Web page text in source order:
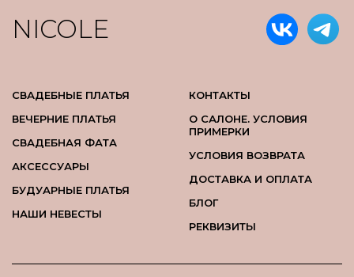
NICOLE
СВАДЕБНЫЕ ПЛАТЬЯ
ВЕЧЕРНИЕ ПЛАТЬЯ
СВАДЕБНАЯ ФАТА
АКСЕССУАРЫ
БУДУАРНЫЕ ПЛАТЬЯ
НАШИ НЕВЕСТЫ
КОНТАКТЫ
О САЛОНЕ. УСЛОВИЯ
ПРИМЕРКИ
УСЛОВИЯ ВОЗВРАТА
ДОСТАВКА И ОПЛАТА
БЛОГ
РЕКВИЗИТЫ